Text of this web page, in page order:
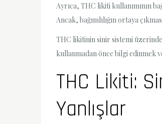
Ayrıca, THC likiti kullanımının
Ancak, bağımlılığın ortaya
THC likitinin sinir sistemi
kullanmadan önce bilgi edinmek
THC Likiti:
Yanlışlar